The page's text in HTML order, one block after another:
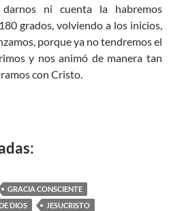
ni cuenta la habremos
grados, volviendo a los inicios,
porque ya no tendremos el
y nos animó de manera tan
con Cristo.
determinante en nuestras vidas
GRACIA CONSCIENTE
DIOS
JESUCRISTO